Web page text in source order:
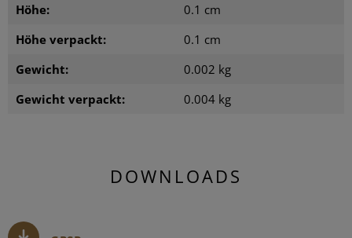
Höhe:
0.1 cm
Höhe verpackt:
0.1 cm
Gewicht:
0.002 kg
Gewicht verpackt:
0.004 kg
DOWNLOADS